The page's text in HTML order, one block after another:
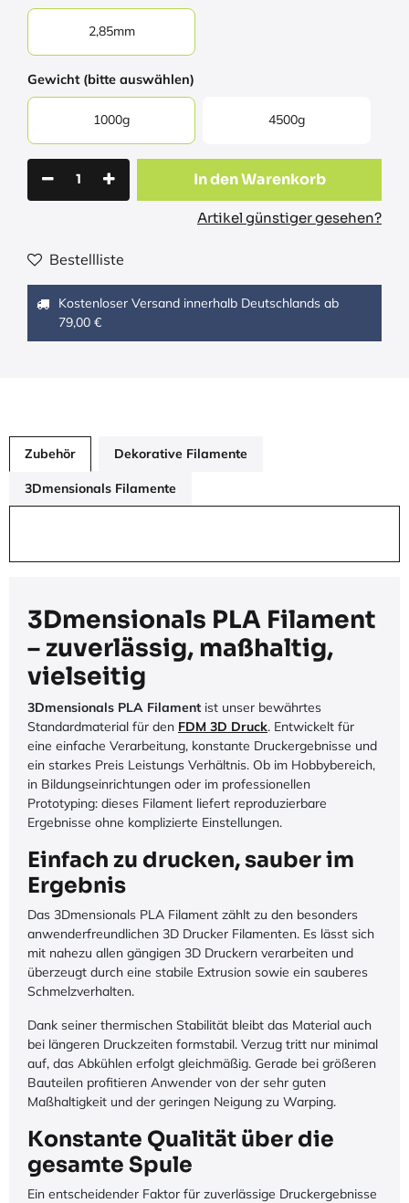
2,85mm
Gewicht (bitte auswählen)
1000g 4500g
In den Warenkorb
Artikel günstiger gesehen?
Bestellliste
Kostenloser Versand innerhalb Deutschlands ab
79,00 €
Zubehör Dekorative Filamente
3Dmensionals Filamente
3Dmensionals PLA Filament
– zuverlässig, maßhaltig,
vielseitig
3Dmensionals PLA Filament ist unser bewährtes
Standardmaterial für den FDM 3D Druck. Entwickelt für
eine einfache Verarbeitung, konstante Druckergebnisse und
ein starkes Preis Leistungs Verhältnis. Ob im Hobbybereich,
in Bildungseinrichtungen oder im professionellen
Prototyping: dieses Filament liefert reproduzierbare
Ergebnisse ohne komplizierte Einstellungen.
Einfach zu drucken, sauber im
Ergebnis
Das 3Dmensionals PLA Filament zählt zu den besonders
anwenderfreundlichen 3D Drucker Filamenten. Es lässt sich
mit nahezu allen gängigen 3D Druckern verarbeiten und
überzeugt durch eine stabile Extrusion sowie ein sauberes
Schmelzverhalten.
Dank seiner thermischen Stabilität bleibt das Material auch
bei längeren Druckzeiten formstabil. Verzug tritt nur minimal
auf, das Abkühlen erfolgt gleichmäßig. Gerade bei größeren
Bauteilen profitieren Anwender von der sehr guten
Maßhaltigkeit und der geringen Neigung zu Warping.
Konstante Qualität über die
gesamte Spule
Ein entscheidender Faktor für zuverlässige Druckergebnisse